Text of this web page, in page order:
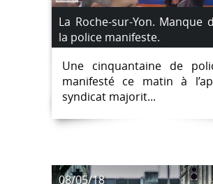
La Roche-sur-Yon. Manque
la police manifeste.
Une cinquantaine de
manifesté ce matin à
syndicat majorit...
08/05/18